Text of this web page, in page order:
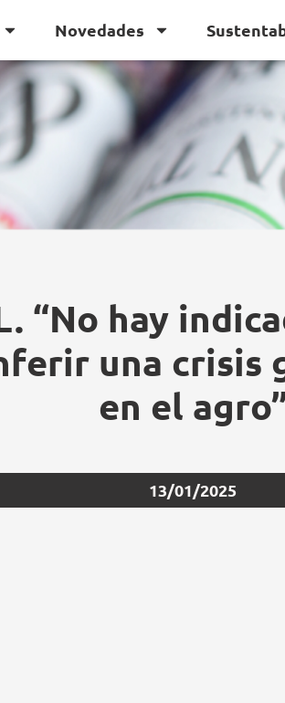
Novedades
“No hay
una crisis
en el
13/01/2025